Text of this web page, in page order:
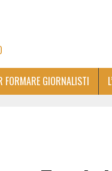
FORMARE GIORNALISTI